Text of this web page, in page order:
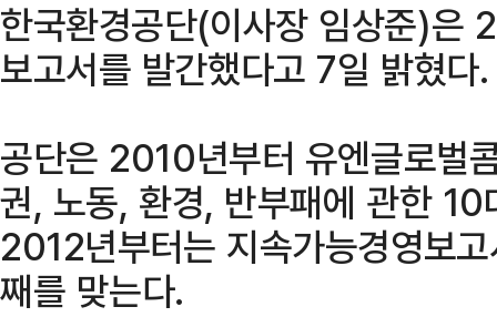
한국환경공단(이사장 임상준)
보고서를 발간했다고 7일 밝혔다.
공단은 2010년부터 유엔글로벌
권, 노동, 환경, 반부패에 관한
2012년부터는 지속가능경영보
째를 맞는다.